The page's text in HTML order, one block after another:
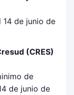
14 de junio de
(CRES)
de
de junio de